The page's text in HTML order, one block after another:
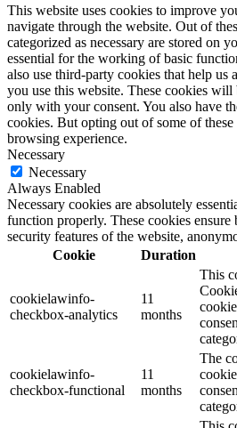
This website uses cookies to improve
navigate through the website. Out of
categorized as necessary are stored on
essential for the working of basic
also use third-party cookies that help us
you use this website. These cookies
only with your consent. You also have
cookies. But opting out of some of
browsing experience.
Necessary
Necessary
Always Enabled
Necessary cookies are absolutely
function properly. These cookies ensure
security features of the website,
Cookie
Duration
cookielawinfo-
checkbox-analytics
11
months
This
cookielawinfo-
checkbox-functional
11
months
The